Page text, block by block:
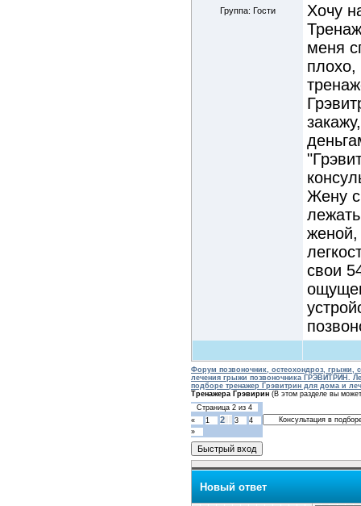
Группа: Гости
Хочу
меня
плохо,
Жену
женой,
свои
Форум позвоночник, остеохондроз, грыжи,
лечения грыжи позвоночника ГРЭВИТРИН.
подборе тренажер Грэвитрин для дома и
Тренажера Грэвирин (В этом разделе вы
Страница 2 из 4
«
1 2 3
4
»
Новый ответ